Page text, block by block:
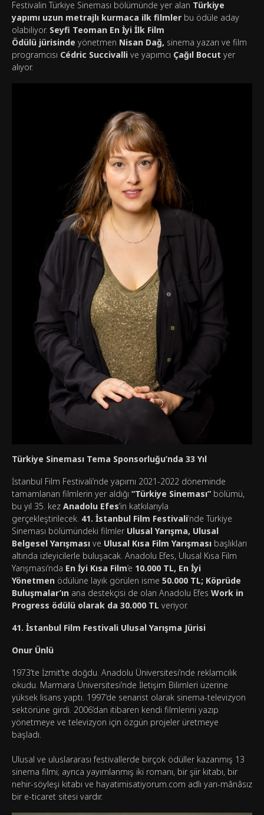
Festivalin Türkiye Sineması bölümünde yer alan Türkiye
yapımı uzun metrajlı kurmaca ilk filmler bu ödüle aday
olabiliyor. Seyfi Teoman En İyi İlk Film
Ödülü jürisinde yönetmen Nisan Dağ, sinema yazarı ve film
programcısı Cédric Succivalli ve yapımcı Çağıl Bocut yer
alıyor.
Türkiye Sineması Tema Sponsorluğu’nda 33 Yıl
İstanbul Film Festivali’nde yapımı 2021-2022 döneminde
tamamlanan filmlerin yer aldığı “Türkiye Sineması” bölümü,
bu yıl 35. kez Anadolu Efes’in katkılarıyla
gerçekleştirilecek. 41. İstanbul Film Festivali’nde Türkiye
Sineması bölümündeki filmler Ulusal Yarışma, Ulusal
Belgesel Yarışması ve Ulusal Kısa Film Yarışması başlıkları
altında izleyicilerle buluşacak. Anadolu Efes, Ulusal Kısa Film
Yarışması’nda En İyi Kısa Film’e 10.000 TL, En İyi
Yönetmen ödülüne layık görülen isme 50.000 TL; Köprüde
Buluşmalar’ın ana destekçisi de olan Anadolu Efes Work in
Progress ödülü olarak da 30.000 TL veriyor.
41. İstanbul Film Festivali Ulusal Yarışma Jürisi
Onur Ünlü
1973’te İzmit’te doğdu. Anadolu Üniversitesi’nde reklamcılık
okudu. Marmara Üniversitesi’nde İletişim Bilimleri üzerine
yüksek lisans yaptı. 1997’de senarist olarak sinema-televizyon
sektörüne girdi. 2006’dan itibaren kendi filmlerini yazıp
yönetmeye ve televizyon için özgün projeler üretmeye
başladı.
Ulusal ve uluslararası festivallerde birçok ödüller kazanmış 13
sinema filmi; ayrıca yayımlanmış iki romanı, bir şiir kitabı, bir
nehir-söyleşi kitabı ve hayatimisatiyorum.com adlı yarı-mânâsız
bir e-ticaret sitesi vardır.